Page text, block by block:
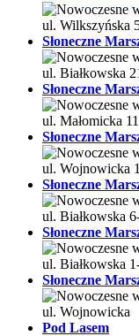
ul. Wilkszyńska
Słoneczne
ul. Białkowska
Słoneczne
ul. Małomicka
Słoneczne
ul. Wojnowicka
Słoneczne
ul. Białkowska
Słoneczne
ul. Białkowska
Słoneczne
ul. Wojnowicka
Pod Lasem